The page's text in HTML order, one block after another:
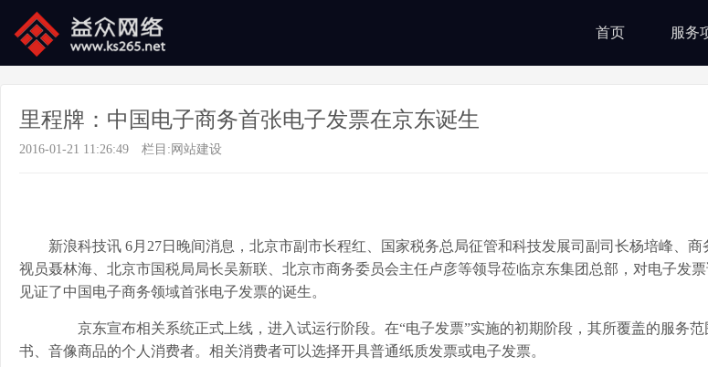
首页 服务
里程牌：中国电子商务首张电子发票在京东诞生
2016-01-21 11:26:49 栏目: 网站建设
新浪科技讯 6月27日晚间消息，北京市副市长程红、国家税务总局征管和科技发展司副司长杨培峰、
视员聂林海、北京市国税局局长吴新联、北京市商务委员会主任卢彦等领导莅临京东集团总部，对电子发
见证了中国电子商务领域首张电子发票的诞生。
京东宣布相关系统正式上线，进入试运行阶段。在“电子发票”实施的初期阶段，其所覆盖的服务范
书、音像商品的个人消费者。相关消费者可以选择开具普通纸质发票或电子发票。